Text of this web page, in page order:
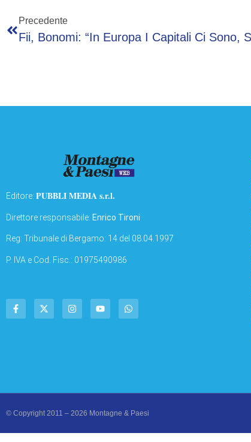
Precedente
Editore: PUBBLI MEDIA s.r.l.
Direttore responsabile: Enrico Tironi
Reg: Tribunale di Bergamo: 14 del 08.04.1997
P. IVA e Cod. Fisc.: 01975490986
© Copyright 2011 – 2026 Montagne & Paesi